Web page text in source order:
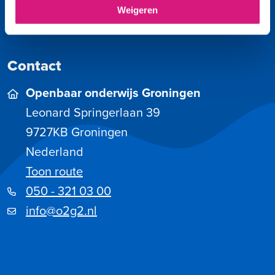
Weigeren
Overzicht
Contact
Openbaar onderwijs Groningen
Leonard Springerlaan 39
9727KBGroningen
Nederland
Toon route
050 - 321 03 00
info@o2g2.nl